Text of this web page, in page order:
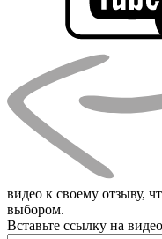
видео к своему отзыву,
выбором.
Вставьте ссылку на